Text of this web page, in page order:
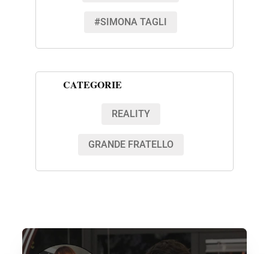
#SIMONA TAGLI
CATEGORIE
REALITY
GRANDE FRATELLO